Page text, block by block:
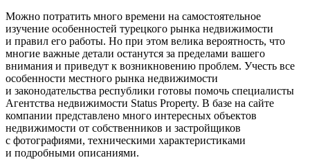
Можно потратить много времени на самостоятельное
изучение особенностей турецкого рынка недвижимости
и правил его работы. Но при этом велика вероятность, что
многие важные детали останутся за пределами вашего
внимания и приведут к возникновению проблем. Учесть все
особенности местного рынка недвижимости
и законодательства республики готовы помочь специалисты
Агентства недвижимости Status Property. В базе на сайте
компании представлено много интересных объектов
недвижимости от собственников и застройщиков
с фотографиями, техническими характеристиками
и подробными описаниями.